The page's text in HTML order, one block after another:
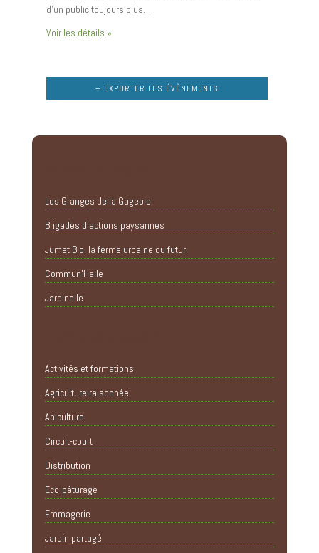
d’un public toujours plus…
Voir les détails »
+ EXPORTER LES ÉVÈNEMENTS
Les Granges de la Gageole
Brigades d’actions paysannes
Jumet Bio, la ferme urbaine du futur
Commun’Halle
Jardinelle
Activités et formations
Agriculture raisonnée
Apiculture
Circuit-court
Distribution
Eco-pâturage
Fromagerie
Jardin partagé